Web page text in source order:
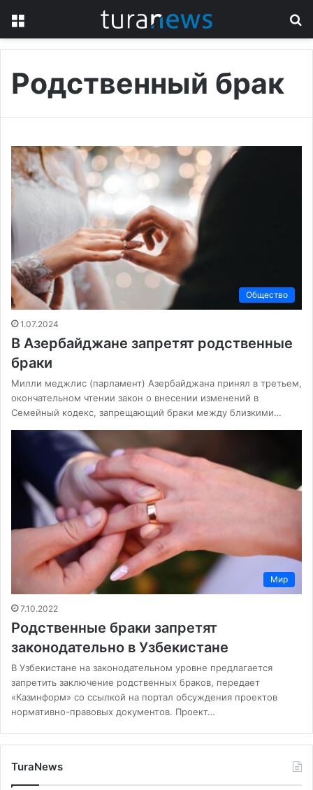
Родственный брак
Общество
1.07.2024
В Азербайджане запретят родственные
браки
Милли меджлис (парламент) Азербайджана принял в третьем,
окончательном чтении закон о внесении изменений в
Семейный кодекс, запрещающий браки между близкими…
Мир
7.10.2022
Родственные браки запретят
законодательно в Узбекистане
В Узбекистане на законодательном уровне предлагается
запретить заключение родственных браков, передает
«Казинформ» со ссылкой на портал обсуждения проектов
нормативно-правовых документов. Проект…
TuraNews